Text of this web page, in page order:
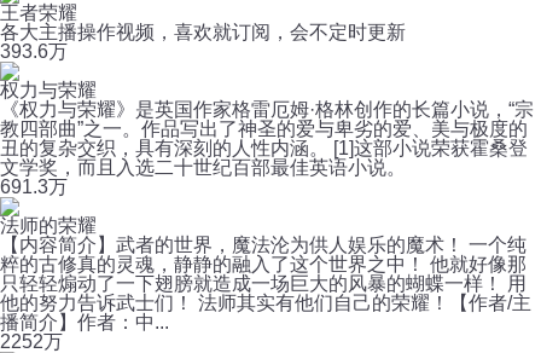
王者荣耀
各大主播操作视频，喜欢就订阅，会不定时更新
393.6万
权力与荣耀
《权力与荣耀》是英国作家格雷厄姆·格林创作的长篇小说，“宗
教四部曲”之一。作品写出了神圣的爱与卑劣的爱、美与极度的
丑的复杂交织，具有深刻的人性内涵。 [1]这部小说荣获霍桑登
文学奖，而且入选二十世纪百部最佳英语小说。
691.3万
法师的荣耀
【内容简介】武者的世界，魔法沦为供人娱乐的魔术！ 一个纯
粹的古修真的灵魂，静静的融入了这个世界之中！ 他就好像那
只轻轻煽动了一下翅膀就造成一场巨大的风暴的蝴蝶一样！ 用
他的努力告诉武士们！ 法师其实有他们自己的荣耀！【作者/主
播简介】作者：中...
2252万